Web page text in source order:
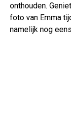
onthouden.
foto van Emma
namelijk nog